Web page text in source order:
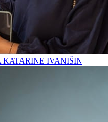
KATARINE IVANIŠIN